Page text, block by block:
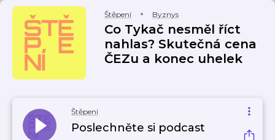
Štěpení Byznys
Co Tykač nesměl říct
nahlas? Skutečná cena
ČEZu a konec uhelek
Štěpení
Poslechněte si podcast